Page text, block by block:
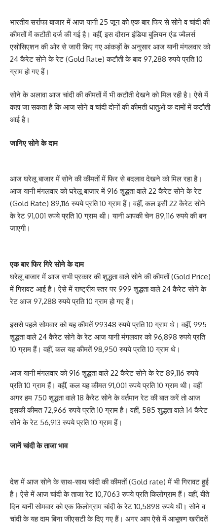
भारतीय सर्राफा बाजार में आज यानी 25 जून को एक बार फिर से सोने व चांदी की
कीमतों में कटौती दर्ज की गई है। वहीं, इस दौरान इंडिया बुलियन एंड ज्वैलर्स
एसोसिएशन की ओर से जारी किए गए आंकड़ों के अनुसार आज यानी मंगलवार को
24 कैरेट सोने के रेट (Gold Rate) कटौती के बाद 97,288 रुपये प्रति 10
ग्राम हो गए हैं।
सोने के अलावा आज चांदी की कीमतों में भी कटौती देखने को मिल रही है। ऐसे में
कहा जा सकता है कि आज सोने व चांदी दोनों की कीमती धातुओं क दामों में कटौती
आई है।
जानिए सोने के दाम
आज घरेलू बाजार में सोने की कीमतों में फिर से बदलाव देखने को मिल रहा है।
आज यानी मंगलवार को घरेलू बाजार में 916 शुद्धता वाले 22 कैरेट सोने के रेट
(Gold Rate) 89,116 रुपये प्रति 10 ग्राम हैं। वहीं, कल इसी 22 कैरेट सोने
के रेट 91,001 रुपये प्रति 10 ग्राम थी। यानी आपकी चेन 89,116 रुपये की बन
जाएगी।
एक बार फिर गिरे सोने के दाम
घरेलू बाजार में आज सभी प्रकार की शुद्धता वाले सोने की कीमतों (Gold Price)
में गिरावट आई है। ऐसे में राष्ट्रीय स्तर पर 999 शुद्धता वाले 24 कैरेट सोने के
रेट आज 97,288 रुपये प्रति 10 ग्राम हो गए हैं।
इससे पहले सोमवार को यह कीमतें 99348 रुपये प्रति 10 ग्राम थे। वहीं, 995
शुद्धता वाले 24 कैरेट सोने के रेट आज यानी मंगलवार को 96,898 रुपये प्रति
10 ग्राम हैं। वहीं, कल यह कीमतें 98,950 रुपये प्रति 10 ग्राम थे।
आज यानी मंगलवार को 916 शुद्धता वाले 22 कैरेट सोने के रेट 89,116 रुपये
प्रति 10 ग्राम हैं। वहीं, कल यह कीमत 91,001 रुपये प्रति 10 ग्राम थी। वहीं
अगर हम 750 शुद्धता वाले 18 कैरेट सोने के वर्तमान रेट की बात करें तो आज
इसकी कीमत 72,966 रुपये प्रति 10 ग्राम है। वहीं, 585 शुद्धता वाले 14 कैरेट
सोने के रेट 56,913 रुपये प्रति 10 ग्राम हैं।
जानें चांदी के ताजा भाव
देश में आज सोने के साथ-साथ चांदी की कीमतों (Gold rate) में भी गिरावट हुई
है। ऐसे में आज चांदी के ताजा रेट 10,7063 रुपये प्रति किलोग्राम हैं। वहीं, बीते
दिन यानी सोमवार को एक किलोग्राम चांदी के रेट 10,5898 रुपये थी। सोने व
चांदी के यह दाम बिना जीएसटी के दिए गए हैं। अगर आप ऐसे में आभूषण खरीदतें